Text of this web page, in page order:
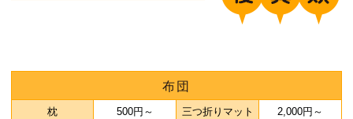
布団
枕 500円～
三つ折りマット
2,000円～